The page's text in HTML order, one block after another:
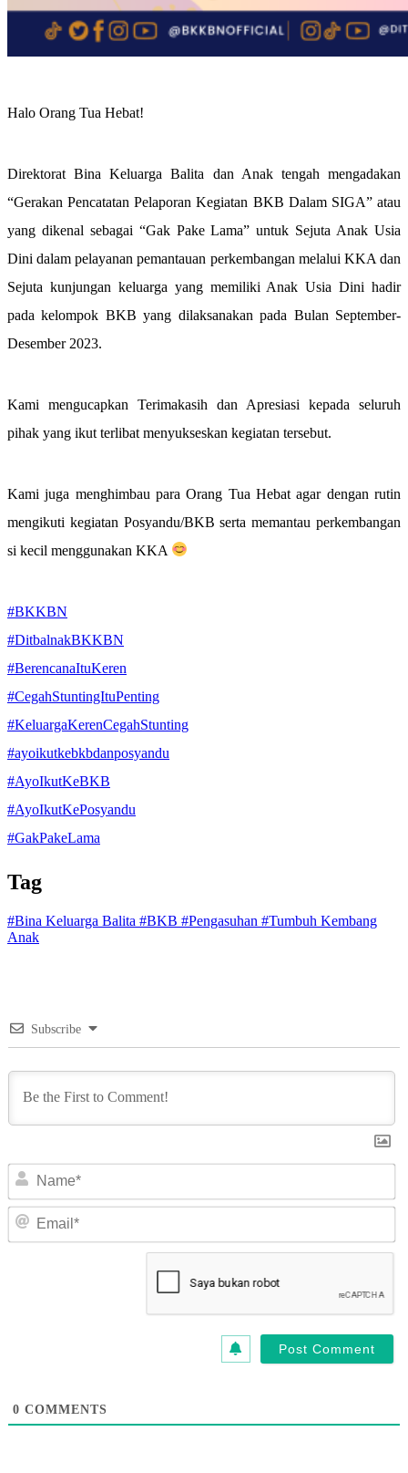
Halo Orang Tua Hebat!
Direktorat Bina Keluarga Balita dan Anak tengah mengadakan
“Gerakan Pencatatan Pelaporan Kegiatan BKB Dalam SIGA” atau
yang dikenal sebagai “Gak Pake Lama” untuk Sejuta Anak Usia
Dini dalam pelayanan pemantauan perkembangan melalui KKA dan
Sejuta kunjungan keluarga yang memiliki Anak Usia Dini hadir
pada kelompok BKB yang dilaksanakan pada Bulan September-
Desember 2023.
Kami mengucapkan Terimakasih dan Apresiasi kepada seluruh
pihak yang ikut terlibat menyukseskan kegiatan tersebut.
Kami juga menghimbau para Orang Tua Hebat agar dengan rutin
mengikuti kegiatan Posyandu/BKB serta memantau perkembangan
si kecil menggunakan KKA
#BKKBN
#DitbalnakBKKBN
#BerencanaItuKeren
#CegahStuntingItuPenting
#KeluargaKerenCegahStunting
#ayoikutkebkbdanposyandu
#AyoIkutKeBKB
#AyoIkutKePosyandu
#GakPakeLama
Tag
#Bina Keluarga Balita #BKB #Pengasuhan #Tumbuh Kembang
Anak
Subscribe
0 COMMENTS